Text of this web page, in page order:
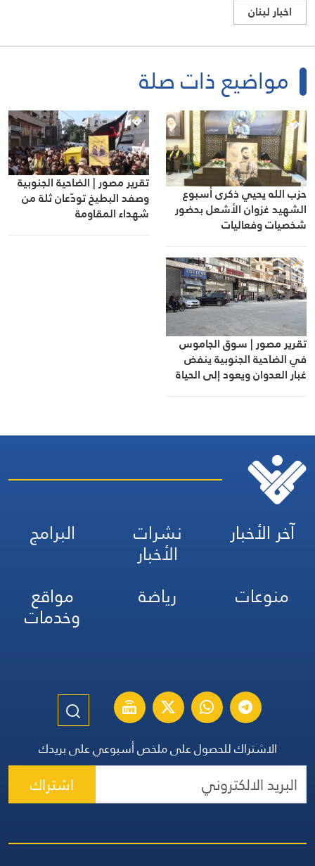
اخبار لبنان
مواضيع ذات صلة
حزب الله يحيي ذكرى أسبوع
الشهيد غزوان الأشعل بحضور
شخصيات وفعاليات
تقرير مصور | الضاحية الجنوبية
وصفد البطيخ تودّعان ثلة من
شهداء المقاومة
تقرير مصور | سوق الجاموس
في الضاحية الجنوبية ينفض
غبار العدوان ويعود إلى الحياة
آخر الأخبار نشرات
الأخبار
البرامج
منوعات
رياضة مواقع
وخدمات
الاشتراك للحصول على ملخص أسبوعي على بريدك
اشتراك